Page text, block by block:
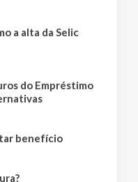
a alta da Selic
do Empréstimo
benefício